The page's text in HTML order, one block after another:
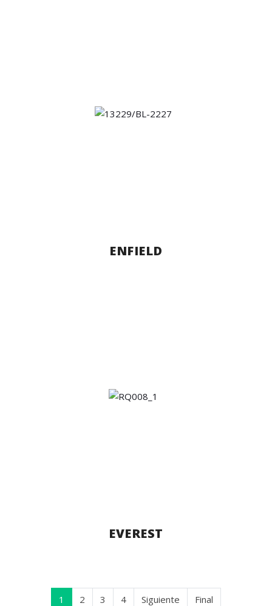
ENFIELD
EVEREST
1 2 3 4 Siguiente Final